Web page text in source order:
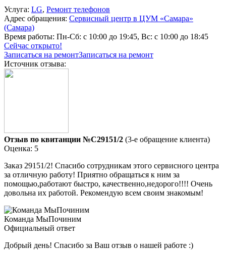
Услуга: LG, Ремонт телефонов
Адрес обращения: Сервисный центр в ЦУМ «Самара»
(Самара)
Время работы: Пн-Сб: с 10:00 до 19:45, Вс: с 10:00 до 18:45
Сейчас открыто!
Записаться на ремонтЗаписаться на ремонт
Источник отзыва:
Отзыв по квитанции №C29151/2 (3-е обращение клиента)
Оценка: 5
Заказ 29151/2! Спасибо сотрудникам этого сервисного центра
за отличную работу! Приятно обращаться к ним за
помощью,работают быстро, качественно,недорого!!!! Очень
довольна их работой. Рекомендую всем своим знакомым!
Команда МыПочиним
Официальный ответ
Добрый день! Спасибо за Ваш отзыв о нашей работе :)